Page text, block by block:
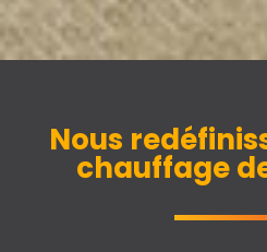
Nous
chauffage